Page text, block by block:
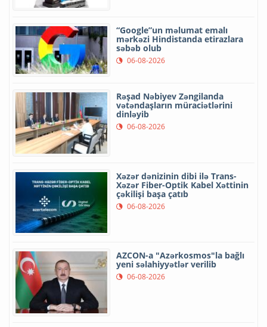
“Google”un məlumat emalı
mərkəzi Hindistanda etirazlara
səbəb olub
06-08-2026
Rəşad Nəbiyev Zəngilanda
vətəndaşların müraciətlərini
dinləyib
06-08-2026
Xəzər dənizinin dibi ilə Trans-
Xəzər Fiber-Optik Kabel Xəttinin
çəkilişi başa çatıb
06-08-2026
AZCON-a "Azərkosmos"la bağlı
yeni səlahiyyətlər verilib
06-08-2026